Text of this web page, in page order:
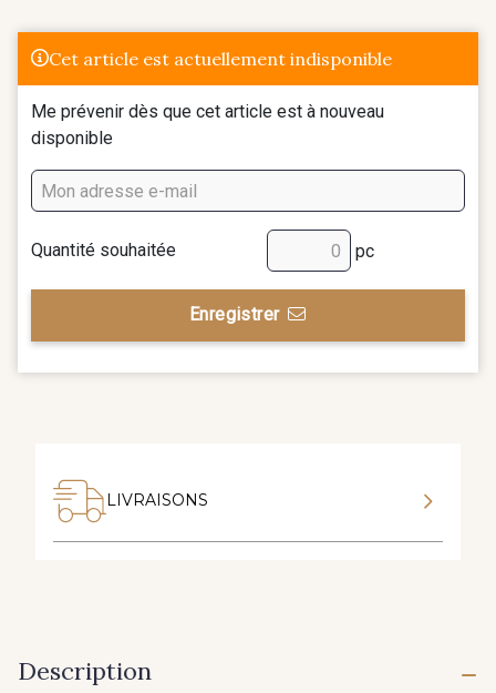
Cet article est actuellement indisponible
Me prévenir dès que cet article est à nouveau
disponible
Quantité souhaitée pc
Enregistrer
LIVRAISONS
Description